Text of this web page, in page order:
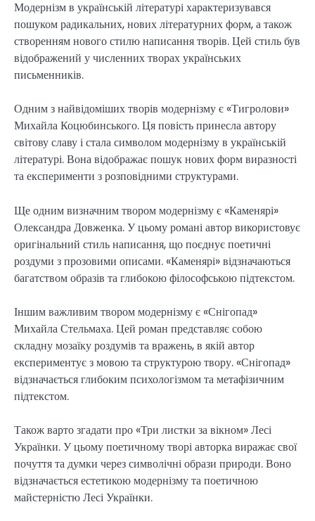
Модернізм в українській літературі характеризувався
пошуком радикальних, нових літературних форм, а також
створенням нового стилю написання творів. Цей стиль був
відображений у численних творах українських
письменників.
Одним з найвідоміших творів модернізму є «Тигролови»
Михайла Коцюбинського. Ця повість принесла автору
світову славу і стала символом модернізму в українській
літературі. Вона відображає пошук нових форм виразності
та експерименти з розповідними структурами.
Ще одним визначним твором модернізму є «Каменярі»
Олександра Довженка. У цьому романі автор використовує
оригінальний стиль написання, що поєднує поетичні
роздуми з прозовими описами. «Каменярі» відзначаються
багатством образів та глибокою філософською підтекстом.
Іншим важливим твором модернізму є «Снігопад»
Михайла Стельмаха. Цей роман представляє собою
складну мозаїку роздумів та вражень, в якій автор
експериментує з мовою та структурою твору. «Снігопад»
відзначається глибоким психологізмом та метафізичним
підтекстом.
Також варто згадати про «Три листки за вікном» Лесі
Українки. У цьому поетичному творі авторка виражає свої
почуття та думки через символічні образи природи. Воно
відзначається естетикою модернізму та поетичною
майстерністю Лесі Українки.